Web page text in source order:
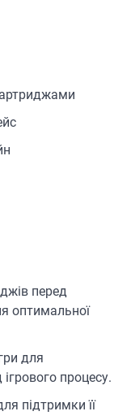
перед
оптимальної
для
процесу.
підтримки її